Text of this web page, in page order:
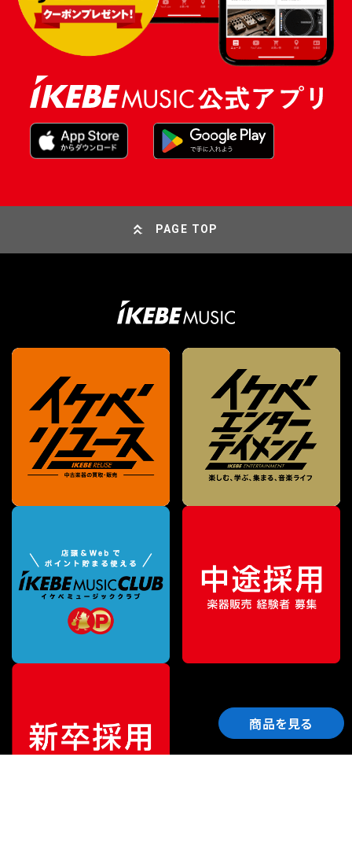
商品を見る
PAGE TOP